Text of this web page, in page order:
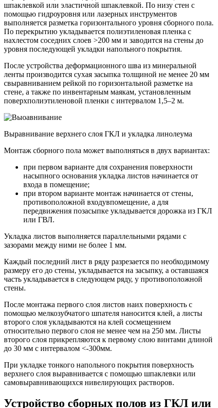
шпаклевкой или эластичной шпаклевкой. По низу стен с
помощью гидроуровня или лазерных инструментов
выполняется разметка горизонтального уровня сборного пола.
По перекрытию укладывается полиэтиленовая пленка с
нахлестом соседних слоев >200 мм и заводится на стены до
уровня последующей укладки напольного покрытия.
После устройства деформационного шва из минеральной
ленты производится сухая засыпка толщиной не менее 20 мм
свыравниванием рейкой по горизонтальной разметке на
стене, а также по инвентарным маякам, установленным
поверхполиэтиленовой пленки с интервалом 1,5–2 м.
Выравнивание верхнего слоя ГКЛ и укладка линолеума
Монтаж сборного пола может выполняться в двух вариантах:
при первом варианте для сохранения поверхности
насыпного основания укладка листов начинается от
входа в помещение;
при втором варианте монтаж начинается от стены,
противоположной входувпомещение, а для
передвижения позасыпке укладывается дорожка из ГКЛ
или ГВЛ.
Укладка листов выполняется параллельными рядами с
зазорами между ними не более 1 мм.
Каждый последний лист в ряду разрезается по необходимому
размеру его до стены, укладывается на засыпку, а оставшаяся
часть укладывается в следующем ряду, у противоположной
стены.
После монтажа первого слоя листов наих поверхность с
помощью мелкозубчатого шпателя наносится клей, а листы
второго слоя укладываются на клей сосмещением
относительно первого слоя не менее чем на 250 мм. Листы
второго слоя прикрепляются к первому слою винтами длиной
до 30 мм с интервалом <-300мм.
При укладке тонкого напольного покрытия поверхность
верхнего слоя выравнивается с помощью шпаклевки или
самовыравнивающихся нивелирующих растворов.
Устройство сборных полов из ГКЛ или